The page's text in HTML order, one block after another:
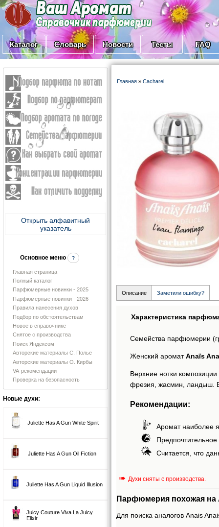
Каталог Словарь Новости Тесты FAQ
Открыть алфавитный
указатель
Основное меню ?
Главная страница
Полный каталог
Парфюмерные новинки - 2025
Парфюмерные новинки - 2026
Правила нанесения духов
Подбор по обстоятельствам
Новое в справочнике
Снятое с производства
Поиск Яндексом
Авторские материалы С. Полье
Авторские материалы О. Кирбы
VA-рекомендации
Проверка на безопасность
Новые духи:
Juliette Has A Gun White Spirit
Juliette Has A Gun Oil Fiction
Juliette Has A Gun Liquid Illusion
Juicy Couture Viva La Juicy
Elixir
Главная » Cacharel
Описание Заметили ошибку?
Характеристика
Семейства парфюмерии
Женский ароматAnaïs
Верхние нотки
фрезия, жасмин, ландыш.
Рекомендации:
Аромат наиболее
Считается, что
➠ Духи сняты с производства.
Парфюмерия похожая на
Для поиска аналогов Anais